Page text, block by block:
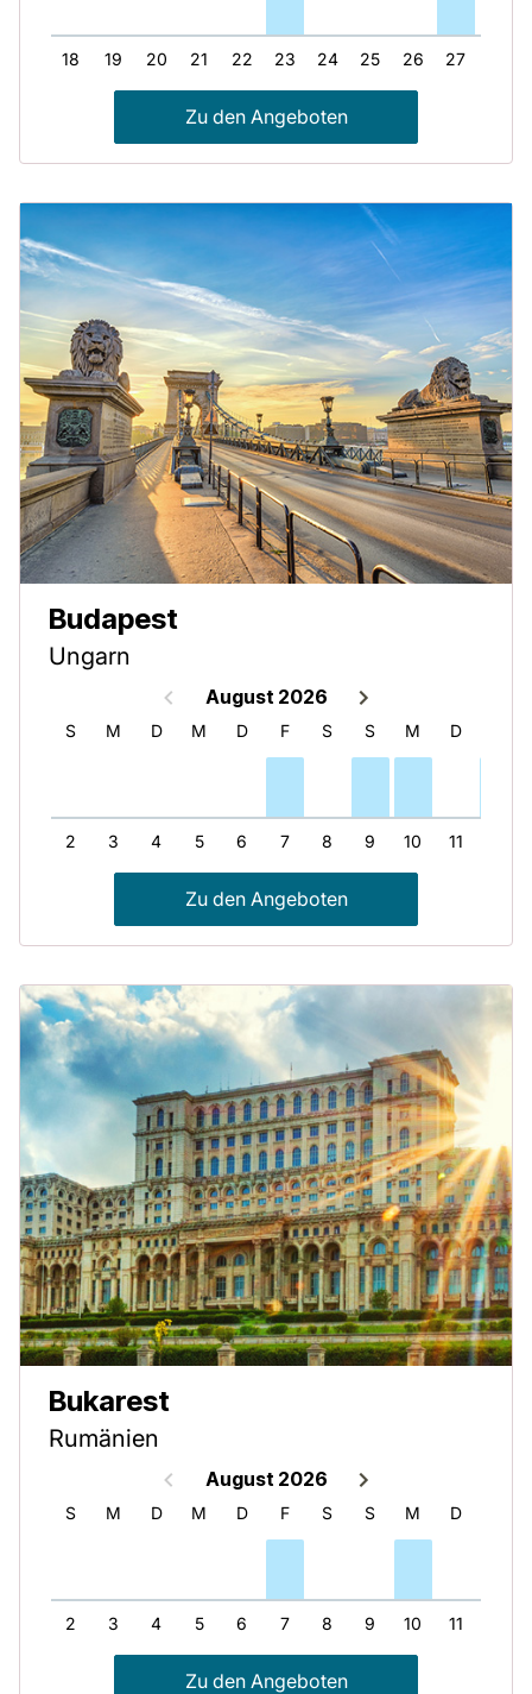
18 19 20 21 22 23 24 25 26 27
Zu den Angeboten
Budapest
Ungarn
August 2026
S
2
M
3
D
4
M
5
D
6
F
7
S
8
S
9
M
10
D
11
Zu den Angeboten
Bukarest
Rumänien
August 2026
S
2
M
3
D
4
M
5
D
6
F
7
S
8
S
9
M
10
D
11
Zu den Angeboten